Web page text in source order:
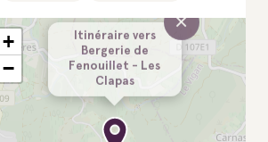
Itinéraire vers
Bergerie de
Fenouillet - Les
Clapas
×
+
−